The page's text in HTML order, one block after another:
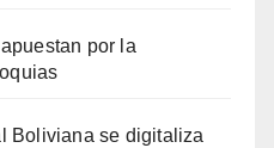
por la
Boliviana se digitaliza